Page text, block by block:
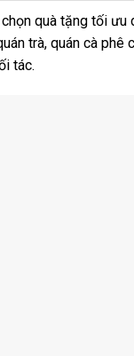
chọn quà tặng tối ưu
trà, quán cà
tác.